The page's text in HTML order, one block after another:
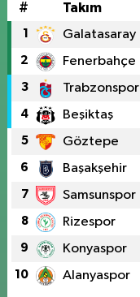
# Takım
1 Galatasaray
2 Fenerbahçe
3 Trabzonspor
4 Beşiktaş
5 Göztepe
6 Başakşehir
7 Samsunspor
8 Rizespor
9 Konyaspor
10 Alanyaspor